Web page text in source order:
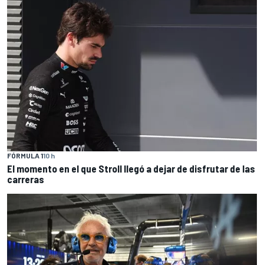
FÓRMULA 110 h
El momento en el que Stroll llegó a dejar de disfrutar de las
carreras